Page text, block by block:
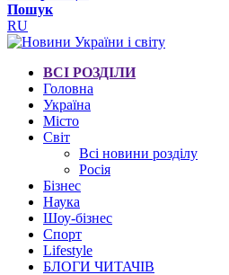
Пошук
RU
ВСІ РОЗДІЛИ
Головна
Україна
Місто
Світ
Всі новини розділу
Росія
Бізнес
Наука
Шоу-бізнес
Спорт
Lifestyle
БЛОГИ ЧИТАЧІВ